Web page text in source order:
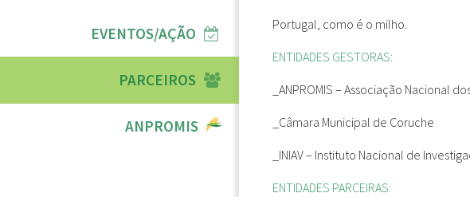
EVENTOS/AÇÃO
PARCEIROS
ANPROMIS
Portugal, como é o milho.
ENTIDADES GESTORAS:
_ANPROMIS – Associação Nacional
_Câmara Municipal de Coruche
_INIAV– Instituto Nacional de
ENTIDADES PARCEIRAS: